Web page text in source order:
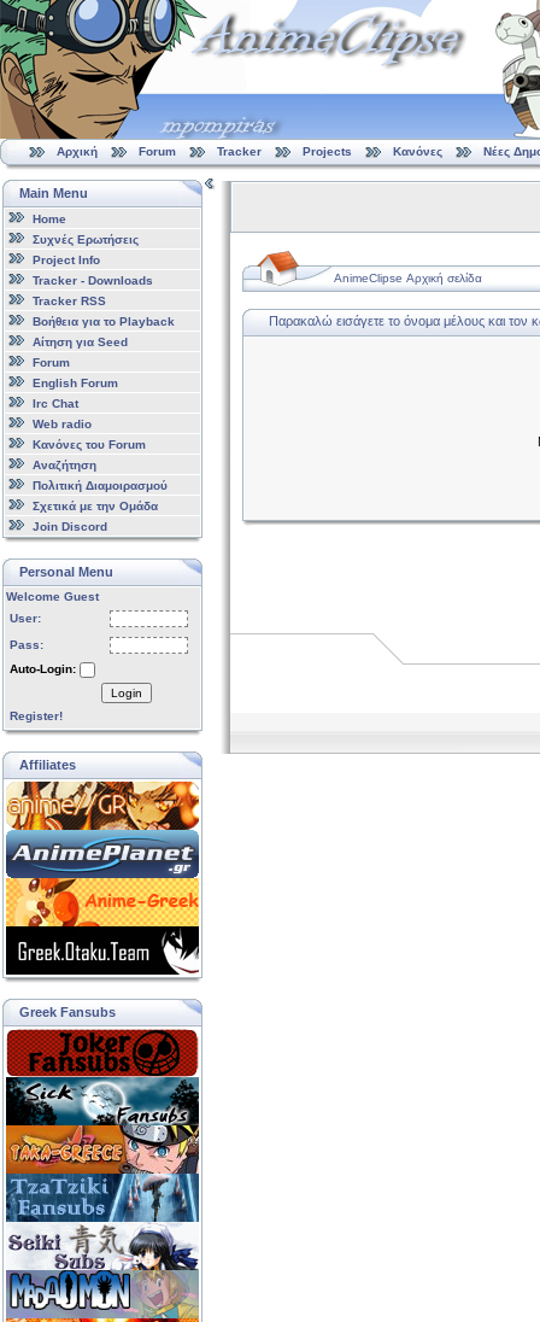
Αρχική Forum Tracker Projects Κανόνες Νέες
Main Menu
Home
Συχνές Ερωτήσεις
Project Info
Tracker - Downloads
Tracker RSS
Βοήθεια για το Playback
Αίτηση για Seed
Forum
English Forum
Irc Chat
Web radio
Κανόνες του Forum
Αναζήτηση
Πολιτική Διαμοιρασμού
Σχετικά με την Ομάδα
Join Discord
Personal Menu
Welcome Guest
User:
Pass:
Auto-Login:
Login
Register!
Affiliates
Greek Fansubs
AnimeClipse Αρχική σελίδα
Παρακαλώ εισάγετε το όνομα μέλους και τον